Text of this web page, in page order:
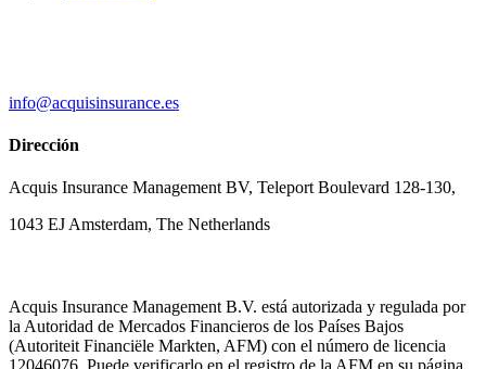
info@acquisinsurance.es
Dirección
Acquis Insurance Management BV, Teleport Boulevard 128-130,
1043 EJ Amsterdam, The Netherlands
Acquis Insurance Management B.V. está autorizada y regulada por
la Autoridad de Mercados Financieros de los Países Bajos
(Autoriteit Financiële Markten, AFM) con el número de licencia
12046076. Puede verificarlo en el registro de la AFM en su página